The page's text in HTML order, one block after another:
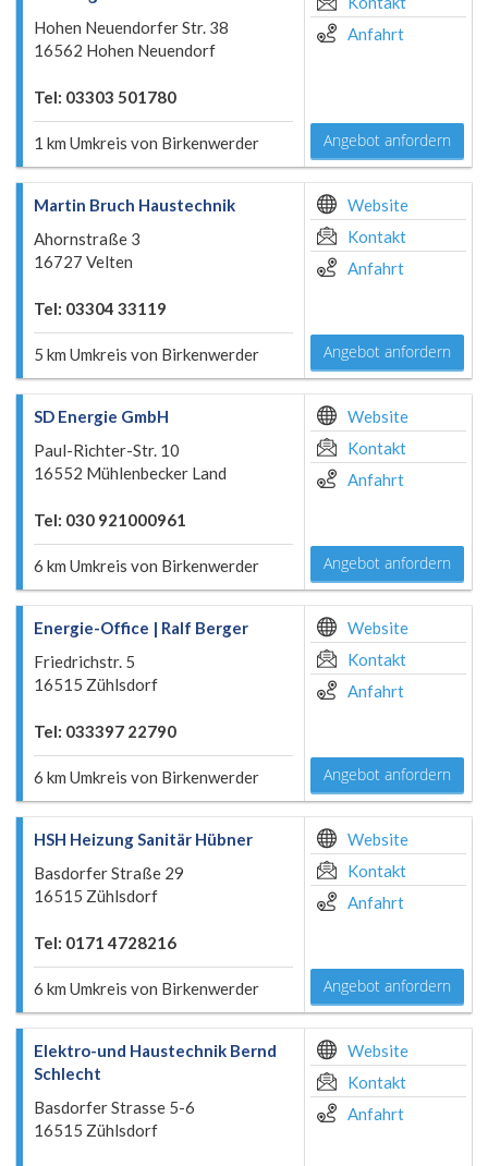
Hohen Neuendorfer Str. 38
16562 Hohen Neuendorf
Tel: 03303 501780
1 km Umkreis von Birkenwerder
Anfahrt
Angebot anfordern
Martin Bruch Haustechnik
Ahornstraße 3
16727 Velten
Tel: 03304 33119
5 km Umkreis von Birkenwerder
Website
Kontakt
Anfahrt
Angebot anfordern
SD Energie GmbH
Paul-Richter-Str. 10
16552 Mühlenbecker Land
Tel: 030 921000961
6 km Umkreis von Birkenwerder
Website
Kontakt
Anfahrt
Angebot anfordern
Energie-Office | Ralf Berger
Friedrichstr. 5
16515 Zühlsdorf
Tel: 033397 22790
6 km Umkreis von Birkenwerder
Website
Kontakt
Anfahrt
Angebot anfordern
HSH Heizung Sanitär Hübner
Basdorfer Straße 29
16515 Zühlsdorf
Tel: 0171 4728216
6 km Umkreis von Birkenwerder
Website
Kontakt
Anfahrt
Angebot anfordern
Elektro-und Haustechnik Bernd
Schlecht
Basdorfer Strasse 5-6
16515 Zühlsdorf
Website
Kontakt
Anfahrt